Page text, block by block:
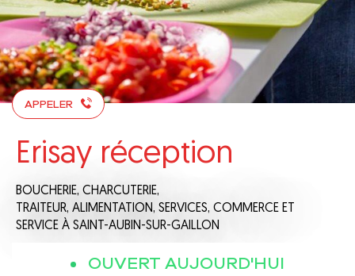
APPELER
Erisay réception
BOUCHERIE, CHARCUTERIE,
TRAITEUR, ALIMENTATION, SERVICES, COMMERCE ET
SERVICE À SAINT-AUBIN-SUR-GAILLON
OUVERT AUJOURD'HUI